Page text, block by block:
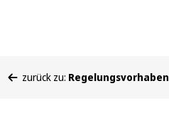
befinden
zurück zu: Regelungsvorhaben